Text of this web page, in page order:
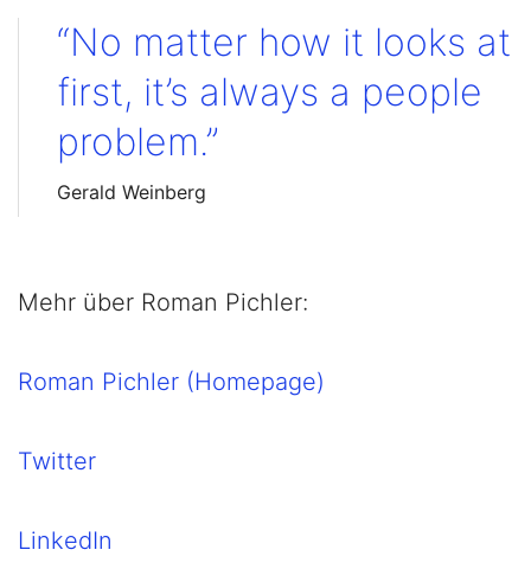
“No matter how it looks at
first, it’s always a people
problem.”
Gerald Weinberg
Mehr über Roman Pichler:
Roman Pichler (Homepage)
Twitter
LinkedIn